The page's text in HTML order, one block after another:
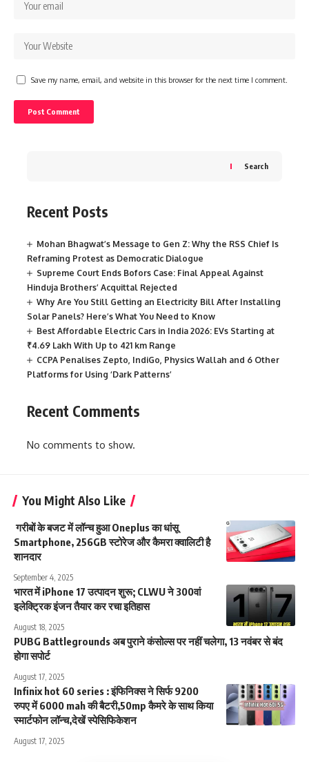
Save my name, email, and website in this browser for the next time I comment.
Search
Recent Posts
Mohan Bhagwat’s Message to Gen Z: Why the RSS Chief Is
Reframing Protest as Democratic Dialogue
Supreme Court Ends Bofors Case: Final Appeal Against
Hinduja Brothers’ Acquittal Rejected
Why Are You Still Getting an Electricity Bill After Installing
Solar Panels? Here’s What You Need to Know
Best Affordable Electric Cars in India 2026: EVs Starting at
₹4.69 Lakh With Up to 421 km Range
CCPA Penalises Zepto, IndiGo, Physics Wallah and 6 Other
Platforms for Using ‘Dark Patterns’
Recent Comments
No comments to show.
You Might Also Like
गरीबों के बजट में लॉन्च हुआ Oneplus का धांसू
Smartphone, 256GB स्टोरेज और कैमरा क्वालिटी है
शानदार
September 4, 2025
भारत में iPhone 17 उत्पादन शुरू; CLWU ने 300वां
इलेक्ट्रिक इंजन तैयार कर रचा इतिहास
August 18, 2025
PUBG Battlegrounds अब पुराने कंसोल्स पर नहीं चलेगा, 13 नवंबर से बंद
होगा सपोर्ट
August 17, 2025
Infinix hot 60 series : इंफिनिक्स ने सिर्फ 9200
रुपए में 6000 mah की बैटरी,50mp कैमरे के साथ किया
स्मार्टफोन लॉन्च,देखें स्पेसिफिकेशन
August 17, 2025